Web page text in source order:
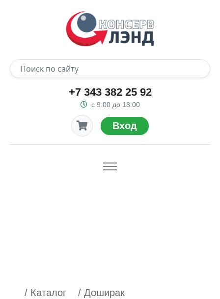
+7 343 382 25 92
с 9:00 до 18:00
Вход
/ Каталог
/ Доширак